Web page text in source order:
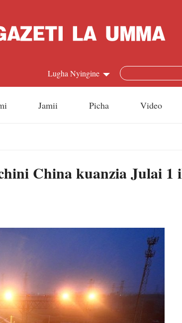
Lugha Nyingine
Français
Deutsch
Português
Jamii Picha Video
China kuanzia Julai 1